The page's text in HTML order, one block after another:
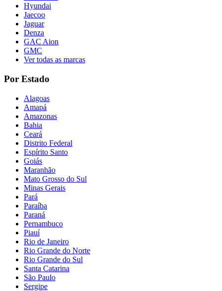
Hyundai
Jaecoo
Jaguar
Denza
GAC Aion
GMC
Ver todas as marcas
Por Estado
Alagoas
Amapá
Amazonas
Bahia
Ceará
Distrito Federal
Espírito Santo
Goiás
Maranhão
Mato Grosso do Sul
Minas Gerais
Pará
Paraíba
Paraná
Pernambuco
Piauí
Rio de Janeiro
Rio Grande do Norte
Rio Grande do Sul
Santa Catarina
São Paulo
Sergipe